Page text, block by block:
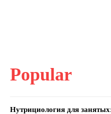
Popular
Нутрициология для